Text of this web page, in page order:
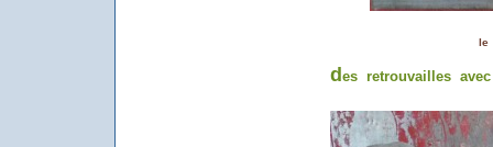
le
des retrouvailles